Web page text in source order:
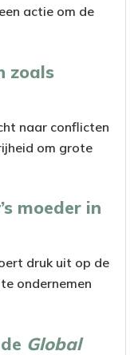
actie om de
zoals
naar conflicten
om grote
moeder in
druk uit op de
ondernemen
Global